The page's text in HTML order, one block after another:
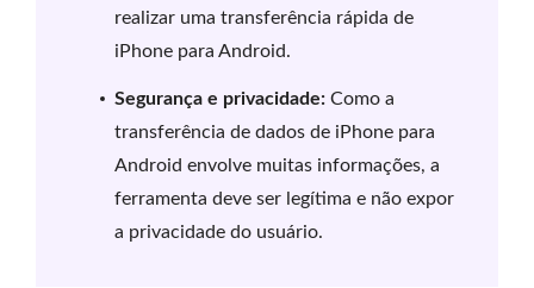
realizar uma transferência rápida de
iPhone para Android.
Segurança e privacidade: Como a
transferência de dados de iPhone para
Android envolve muitas informações, a
ferramenta deve ser legítima e não expor
a privacidade do usuário.